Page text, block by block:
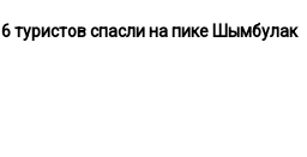
6 туристов спасли на пике Шымбулак